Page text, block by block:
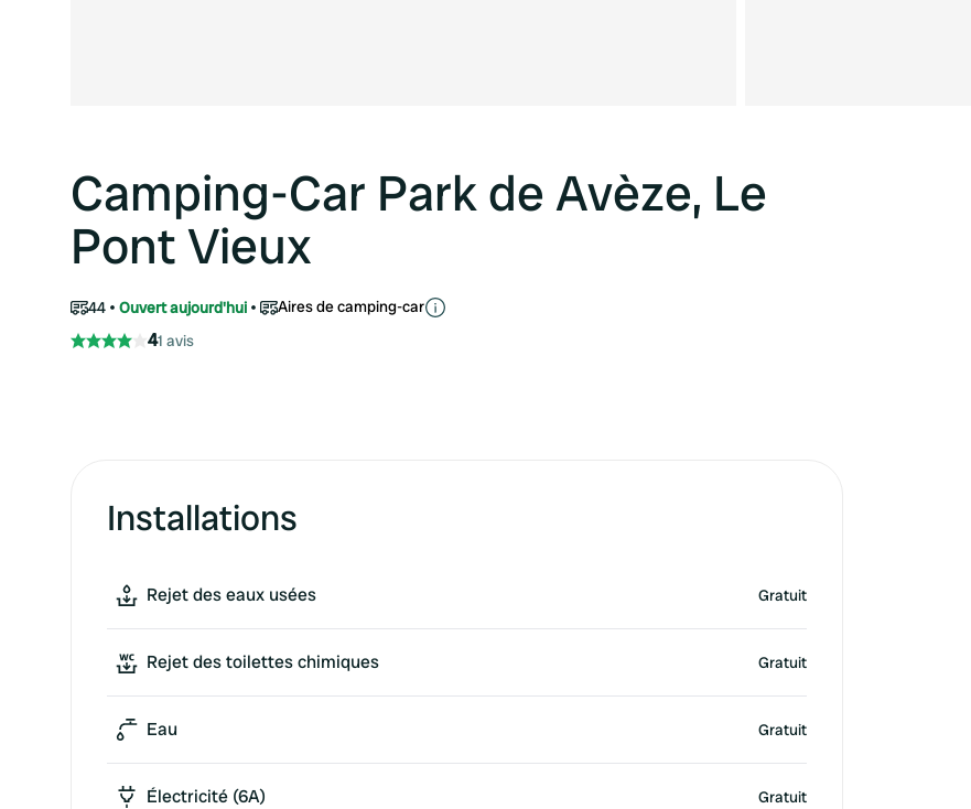
Camping-Car Park de Avèze, Le
Pont Vieux
44 Ouvert aujourd'hui Aires de camping-car
41 avis
Installations
Rejet des eaux usées Gratuit
Rejet des toilettes chimiques Gratuit
Eau Gratuit
Électricité (6A) Gratuit